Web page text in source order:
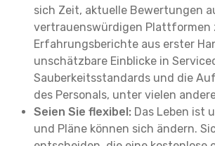
sich Zeit, aktuelle Bewertungen
vertrauenswürdigen Plattformen
Erfahrungsberichte aus erster
unschätzbare Einblicke in
Sauberkeitsstandards und die
des Personals, unter vielen
Seien Sie flexibel: Das Leben ist
und Pläne können sich ändern.